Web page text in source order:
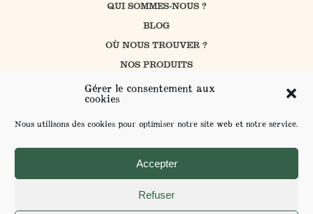
Gérer le consentement aux
cookies
Nous utilisons des cookies pour optimiser notre site web et notre service.
Accepter
Refuser
QUI SOMMES-NOUS ?
BLOG
OÙ NOUS TROUVER ?
NOS PRODUITS
CUISINER AVEC PROSAIN
NOS ENGAGEMENTS
CONTACT
ENVOYER VOS SUGGESTIONS
MENTIONS LÉGALES ET POLITIQUE DE CONFIDENTIALITÉ